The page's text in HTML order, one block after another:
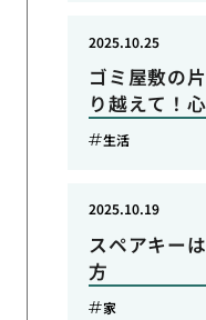
ゴミ屋敷の
り越えて！
2025.10.25
生活
スペアキー
方
2025.10.19
家